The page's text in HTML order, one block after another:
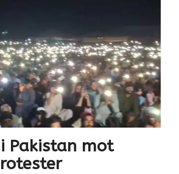
Pakistan mot